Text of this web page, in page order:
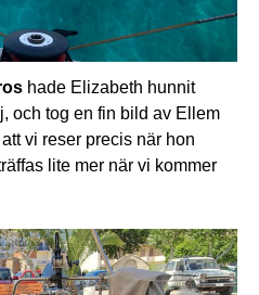
hade Elizabeth hunnit
och tog en fin bild av Ellem
vi reser precis när hon
lite mer när vi kommer